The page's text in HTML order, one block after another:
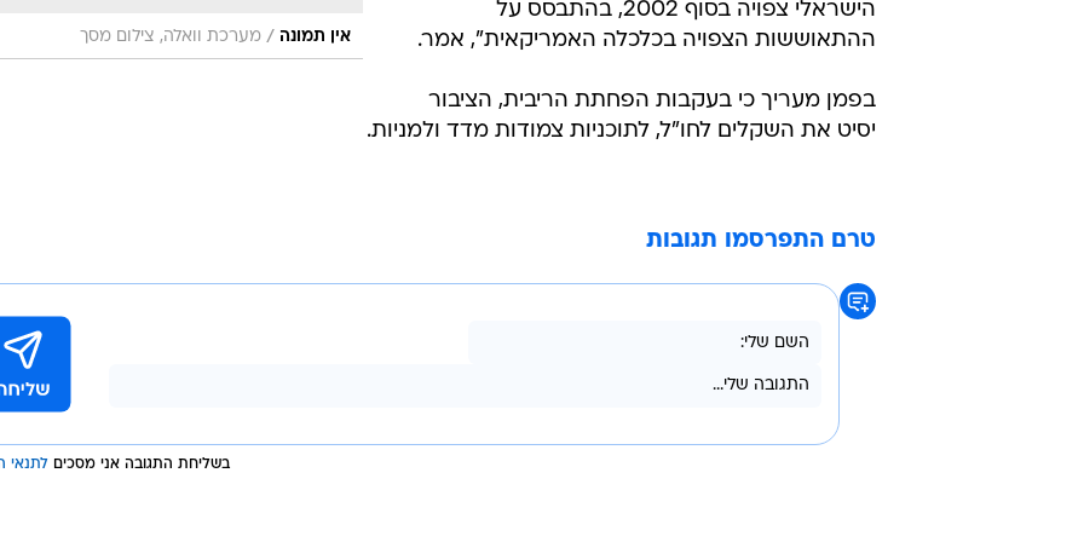
אין תמונה / מערכת וואלה, צילום מסך
הישראלי צפויה בסוף 2002, בהתבסס על
ההתאוששות הצפויה בכלכלה האמריקאית", אמר.
בפמן מעריך כי בעקבות הפחתת הריבית, הציבור
יסיט את השקלים לחו"ל, לתוכניות צמודות מדד ולמניות.
טרם התפרסמו תגובות
בשליחת התגובה אני מסכים לתנאי